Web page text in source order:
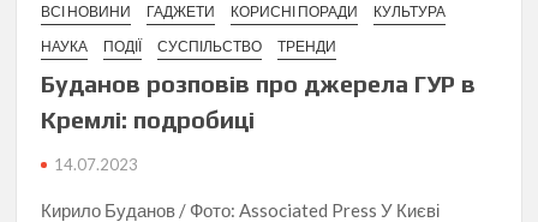
ВСІ НОВИНИ ГАДЖЕТИ КОРИСНІ ПОРАДИ
КУЛЬТУРА
НАУКА
ПОДІЇ СУСПІЛЬСТВО ТРЕНДИ
Буданов розповів про джерела ГУР в
Кремлі: подробиці
14.07.2023
Кирило Буданов / Фото: Associated Press У Києві